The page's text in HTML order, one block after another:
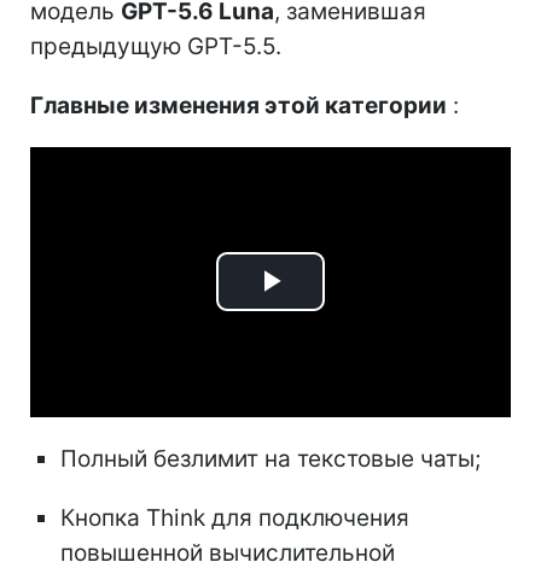
модель GPT-5.6 Luna, заменившая
предыдущую GPT-5.5.
Главные изменения этой категории :
Play
Полный безлимит на текстовые чаты;
Кнопка Think для подключения
повышенной вычислительной